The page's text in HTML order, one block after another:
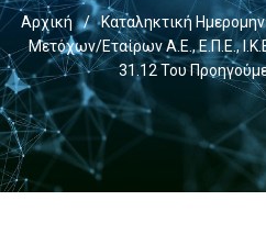
Αρχική /
Καταληκτική
Μετόχων/εταίρων Α.Ε., Ε.Π.Ε.,
31.12 Του